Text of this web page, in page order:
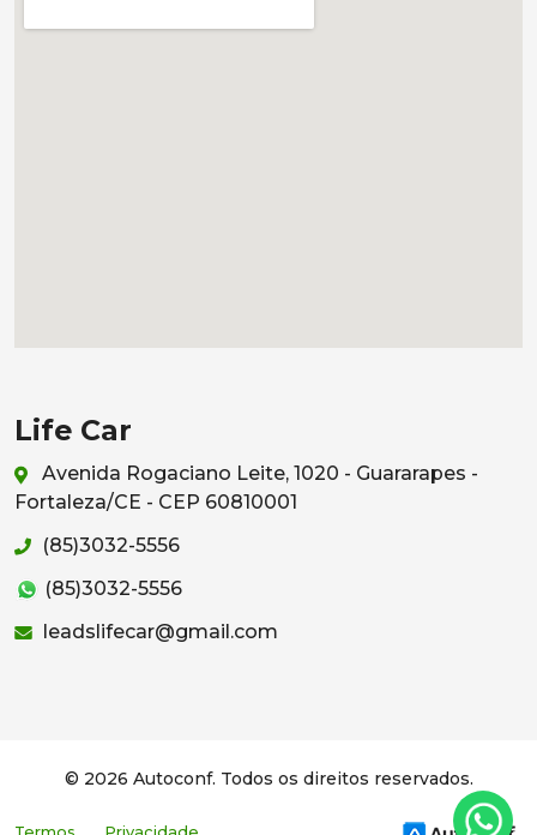
Life Car
Avenida Rogaciano Leite, 1020 - Guararapes -
Fortaleza/CE - CEP 60810001
(85)3032-5556
(85)3032-5556
leadslifecar@gmail.com
© 2026 Autoconf. Todos os direitos reservados.